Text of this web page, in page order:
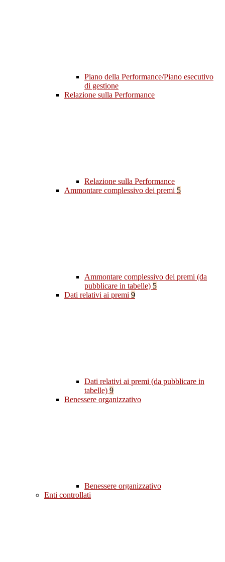
Piano della Performance/Piano esecutivo
di gestione
Relazione sulla Performance
Relazione sulla Performance
Ammontare complessivo dei premi 5
Ammontare complessivo dei premi (da
pubblicare in tabelle) 5
Dati relativi ai premi 9
Dati relativi ai premi (da pubblicare in
tabelle) 9
Benessere organizzativo
Benessere organizzativo
Enti controllati